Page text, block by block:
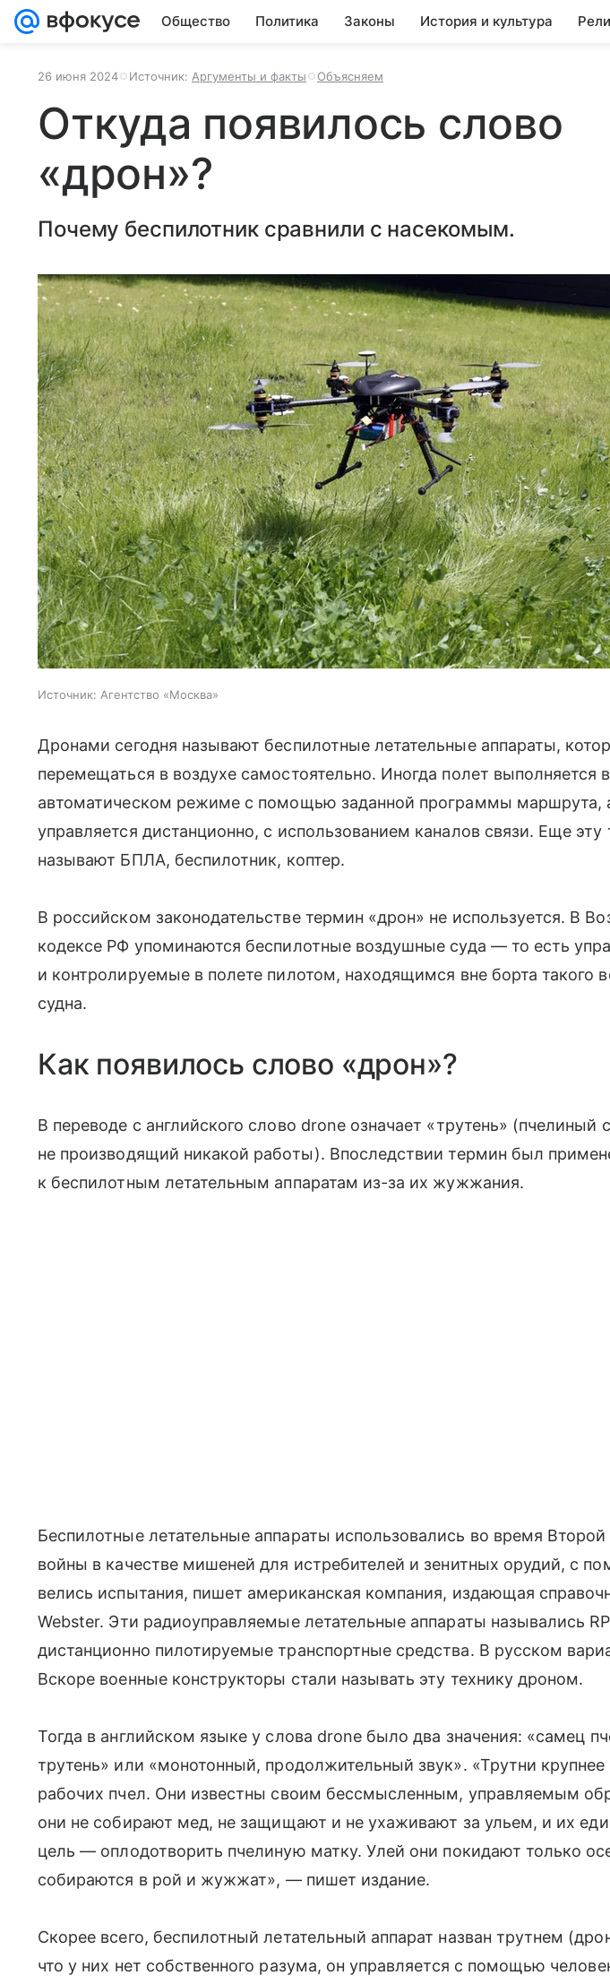
Общество Политика Законы История и культура
26 июня 2024 Источник: Аргументы и факты Объясняем
Откуда появилось слово
«дрон»?
Почему беспилотник сравнили с насекомым.
Источник: Агентство «Москва»
Дронами сегодня называют беспилотные летательные аппараты,
перемещаться в воздухе самостоятельно. Иногда полет выполняется
автоматическом режиме с помощью заданной программы маршрута,
управляется дистанционно, с использованием каналов связи. Еще эту
называют БПЛА, беспилотник, коптер.
В российском законодательстве термин «дрон» не используется. В
кодексе РФ упоминаются беспилотные воздушные суда — то есть
и контролируемые в полете пилотом, находящимся вне борта такого
судна.
Как появилось слово «дрон»?
В переводе с английского слово drone означает «трутень» (пчелиный
не производящий никакой работы). Впоследствии термин был
к беспилотным летательным аппаратам из-за их жужжания.
Беспилотные летательные аппараты использовались во время
войны в качестве мишеней для истребителей и зенитных орудий, с
велись испытания, пишет американская компания, издающая
Webster. Эти радиоуправляемые летательные аппараты назывались
дистанционно пилотируемые транспортные средства. В русском
Вскоре военные конструкторы стали называть эту технику дроном.
Тогда в английском языке у слова drone было два значения: «самец
трутень» или «монотонный, продолжительный звук». «Трутни
рабочих пчел. Они известны своим бессмысленным, управляемым
они не собирают мед, не защищают и не ухаживают за ульем, и их
цель — оплодотворить пчелиную матку. Улей они покидают только
собираются в рой и жужжат», — пишет издание.
Скорее всего, беспилотный летательный аппарат назван трутнем
что у них нет собственного разума, он управляется с помощью